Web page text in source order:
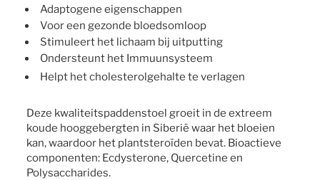
Adaptogene eigenschappen
Voor een gezonde bloedsomloop
Stimuleert het lichaam bij uitputting
Ondersteunt het Immuunsysteem
Helpt het cholesterolgehalte te verlagen
Deze kwaliteitspaddenstoel groeit in de extreem
koude hooggebergten in Siberië waar het bloeien
kan, waardoor het plantsteroïden bevat. Bioactieve
componenten: Ecdysterone, Quercetine en
Polysaccharides.